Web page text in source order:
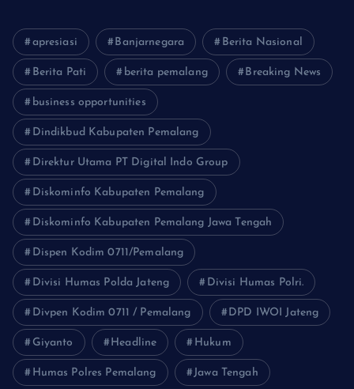
apresiasi Banjarnegara Berita Nasional
Berita Pati berita pemalang Breaking News
business opportunities
Dindikbud Kabupaten Pemalang
Direktur Utama PT Digital Indo Group
Diskominfo Kabupaten Pemalang
Diskominfo Kabupaten Pemalang Jawa Tengah
Dispen Kodim 0711/Pemalang
Divisi Humas Polda Jateng Divisi Humas Polri.
Divpen Kodim 0711 / Pemalang DPD IWOI Jateng
Giyanto Headline Hukum
Humas Polres Pemalang Jawa Tengah